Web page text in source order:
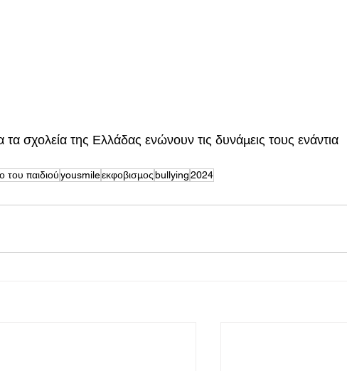
σχολεία της Ελλάδας ενώνουν τις δυνάμεις τους ενάντια
του παιδιούyousmileεκφοβισμοςbullying2024